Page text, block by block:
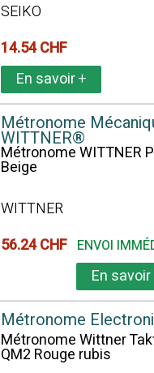
SEIKO
14.54 CHF
En savoir+
Métronome
WITTNER®
Métronome WITTNER
Beige
WITTNER
56.24 CHF ENVOI
En savoir
Métronome
Métronome Wittner
QM2 Rouge rubis